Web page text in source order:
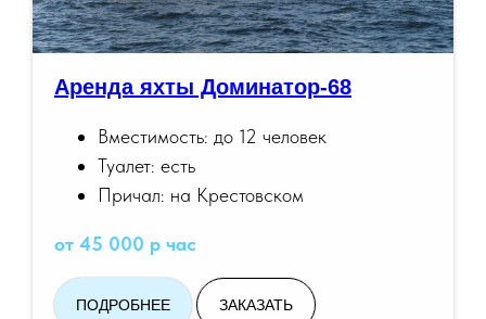
Аренда яхты Доминатор-68
Вместимость: до 12 человек
Туалет: есть
Причал: на Крестовском
от 45 000 р час
ПОДРОБНЕЕ ЗАКАЗАТЬ